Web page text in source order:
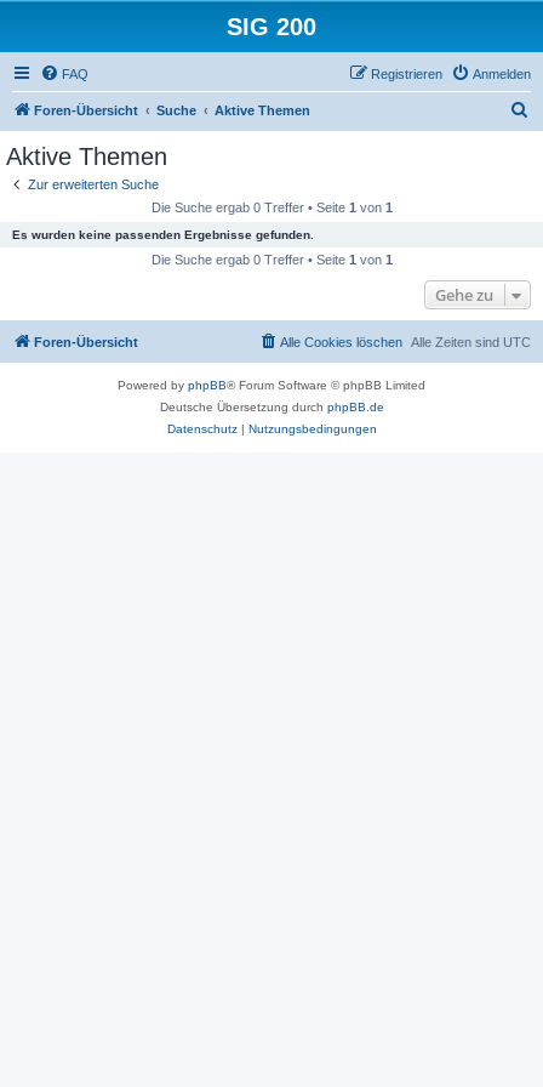
SIG 200
FAQ Anmelden
Registrieren
Foren-Übersicht Suche Aktive Themen
Aktive Themen
Zur erweiterten Suche
Die Suche ergab 0 Treffer • Seite 1 von 1
Es wurden keine passenden Ergebnisse gefunden.
Die Suche ergab 0 Treffer • Seite 1 von 1
Gehe zu
Foren-Übersicht Alle Zeiten sind UTC
Alle Cookies löschen
Powered by phpBB® Forum Software © phpBB Limited
Deutsche Übersetzung durch phpBB.de
Datenschutz| Nutzungsbedingungen